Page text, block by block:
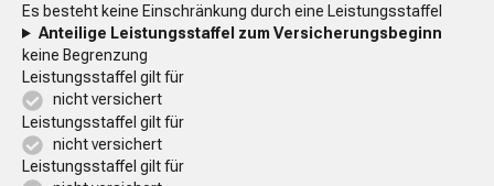
Es besteht keine Einschränkung durch eine Leistungsstaffel
Anteilige Leistungsstaffel zum Versicherungsbeginn
keine Begrenzung
Leistungsstaffel gilt für
nicht versichert
Leistungsstaffel gilt für
nicht versichert
Leistungsstaffel gilt für